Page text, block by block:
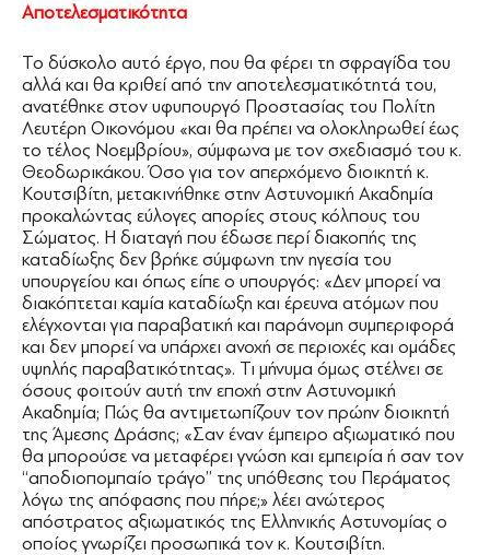
Αποτελεσματικότητα
Το δύσκολο αυτό έργο, που θα φέρει τη σφραγίδα του
αλλά και θα κριθεί από την αποτελεσματικότητά του,
ανατέθηκε στον υφυπουργό Προστασίας του Πολίτη
Λευτέρη Οικονόμου «και θα πρέπει να ολοκληρωθεί έως
το τέλος Νοεμβρίου», σύμφωνα με τον σχεδιασμό του κ.
Θεοδωρικάκου. Όσο για τον απερχόμενο διοικητή κ.
Κουτσιβίτη, μετακινήθηκε στην Αστυνομική Ακαδημία
προκαλώντας εύλογες απορίες στους κόλπους του
Σώματος. Η διαταγή που έδωσε περί διακοπής της
καταδίωξης δεν βρήκε σύμφωνη την ηγεσία του
υπουργείου και όπως είπε ο υπουργός: «∆εν μπορεί να
διακόπτεται καμία καταδίωξη και έρευνα ατόμων που
ελέγχονται για παραβατική και παράνομη συμπεριφορά
και δεν μπορεί να υπάρχει ανοχή σε περιοχές και ομάδες
υψηλής παραβατικότητας». Τι μήνυμα όμως στέλνει σε
όσους φοιτούν αυτή την εποχή στην Αστυνομική
Ακαδημία; Πώς θα αντιμετωπίζουν τον πρώην διοικητή
της Άμεσης ∆ράσης; «Σαν έναν έμπειρο αξιωματικό που
θα μπορούσε να μεταφέρει γνώση και εμπειρία ή σαν τον
‘‘αποδιοπομπαίο τράγο’’ της υπόθεσης του Περάματος
λόγω της απόφασης που πήρε;» λέει ανώτερος
απόστρατος αξιωματικός της Ελληνικής Αστυνομίας ο
οποίος γνωρίζει προσωπικά τον κ. Κουτσιβίτη.